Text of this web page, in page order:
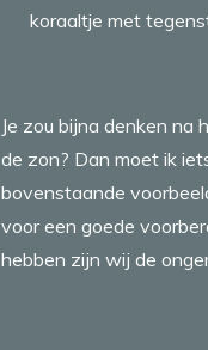
koraaltje met
Je zou bijna denken na
de zon? Dan moet ik
bovenstaande
voor een goede
hebben zijn wij de